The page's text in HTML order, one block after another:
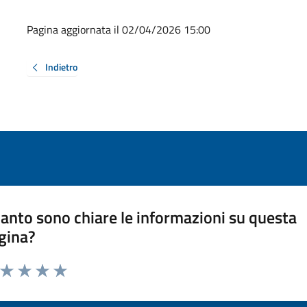
Pagina aggiornata il 02/04/2026 15:00
Indietro
sono chiare le informazioni su questa
da 1 a 5 stelle la pagina